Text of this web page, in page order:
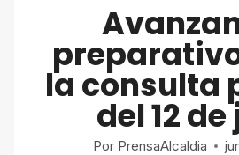
la consulta
del 12
Por PrensaAlcaldia